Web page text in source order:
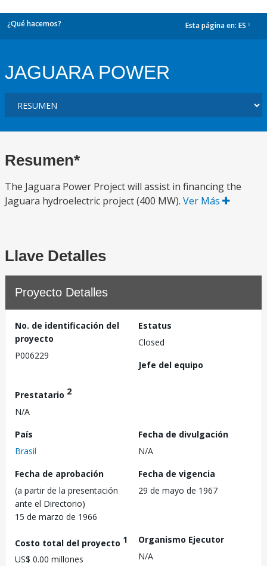
¿Qué hacemos? Esta página en: ES
JAGUARA POWER
Resumen*
The Jaguara Power Project will assist in financing the
Jaguara hydroelectric project (400 MW). Ver Más
Llave Detalles
Proyecto Detalles
No. de identificación del
proyecto
P006229
Estatus
Closed
Jefe del equipo
Prestatario 2
N/A
País
Brasil
Fecha de divulgación
N/A
Fecha de aprobación
(a partir de la presentación
ante el Directorio)
15 de marzo de 1966
Fecha de vigencia
29 de mayo de 1967
Costo total del proyecto 1
US$ 0.00 millones
Organismo Ejecutor
N/A